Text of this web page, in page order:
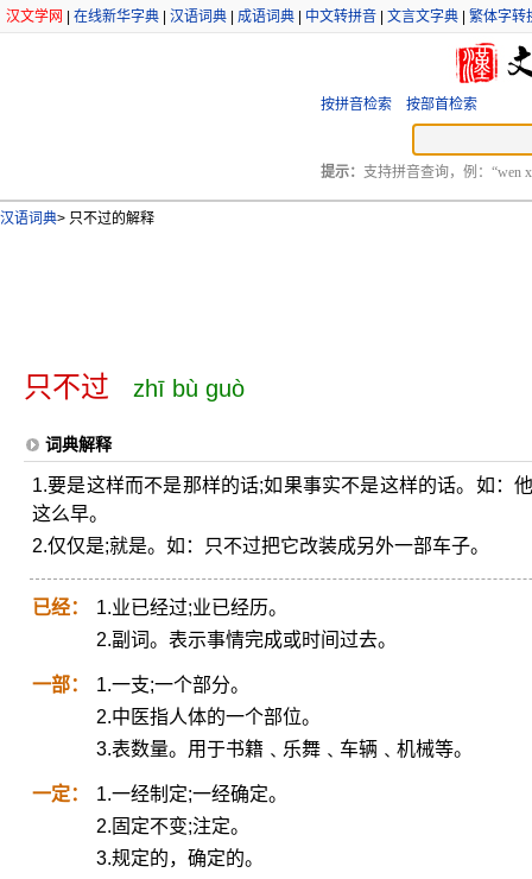
汉文学网 在线新华字典 汉语词典 成语词典 中文转拼音 文言文字典 繁体字转
按拼音检索 按部首检索
提示： 支持拼音查询，例：“wen
汉语词典> 只不过的解释
只不过 zhī bù guò
词典解释
1.要是这样而不是那样的话;如果事实不是这样的话。如：
这么早。
2.仅仅是;就是。如：只不过把它改装成另外一部车子。
已经：
1.业已经过;业已经历。
2.副词。表示事情完成或时间过去。
一部：
1.一支;一个部分。
2.中医指人体的一个部位。
3.表数量。用于书籍﹑乐舞﹑车辆﹑机械等。
一定：
1.一经制定;一经确定。
2.固定不变;注定。
3.规定的，确定的。